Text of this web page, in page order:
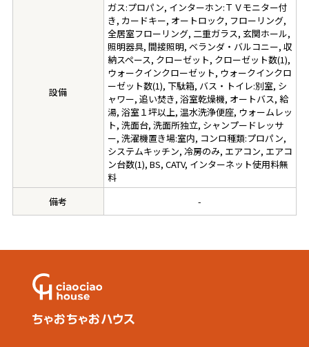
設備
ガス:プロパン, インターホン:ＴＶモニター付
き, カードキー, オートロック, フローリング,
全居室フローリング, 二重ガラス, 玄関ホール,
照明器具, 間接照明, ベランダ・バルコニー, 収
納スペース, クローゼット, クローゼット数(1),
ウォークインクローゼット, ウォークインクロ
ーゼット数(1), 下駄箱, バス・トイレ:別室, シ
ャワー, 追い焚き, 浴室乾燥機, オートバス, 給
湯, 浴室１坪以上, 温水洗浄便座, ウォームレッ
ト, 洗面台, 洗面所独立, シャンプードレッサ
ー, 洗濯機置き場:室内, コンロ種類:プロパン,
システムキッチン, 冷房のみ, エアコン, エアコ
ン台数(1), BS, CATV, インターネット使用料無
料
備考
-